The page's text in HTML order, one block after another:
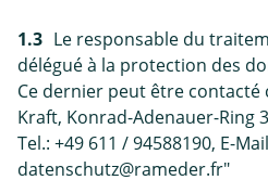
1.3 Le responsable du
délégué à la protection des
Ce dernier peut être
Kraft, Konrad-Adenauer-Ring
Tel.: +49 611 / 94588190, E-
datenschutz@rameder.fr"